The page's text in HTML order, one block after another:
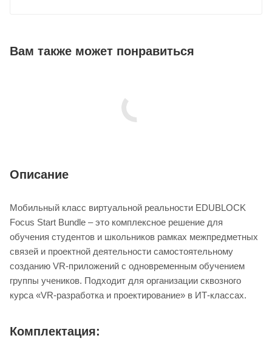
Вам также может понравиться
Описание
Мобильный класс виртуальной реальности EDUBLOCK
Focus Start Bundle – это комплексное решение для
обучения студентов и школьников рамках межпредметных
связей и проектной деятельности самостоятельному
созданию VR-приложений с одновременным обучением
группы учеников. Подходит для организации сквозного
курса «VR-разработка и проектирование» в ИТ-классах.
Комплектация: